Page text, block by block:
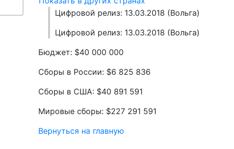
Цифровой релиз: 13.03.2018 (Вольга)
Цифровой релиз: 13.03.2018 (Вольга)
Бюджет: $40 000 000
Сборы в России: $6 825 836
Сборы в США: $40 891 591
Мировые сборы: $227 291 591
Вернуться на главную